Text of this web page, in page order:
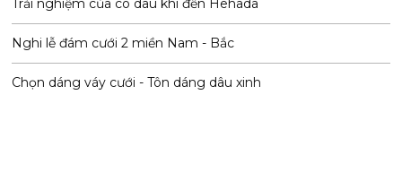
Trải nghiệm của cô dâu khi đến Hehada
Nghi lễ đám cưới 2 miền Nam - Bắc
Chọn dáng váy cưới - Tôn dáng dâu xinh